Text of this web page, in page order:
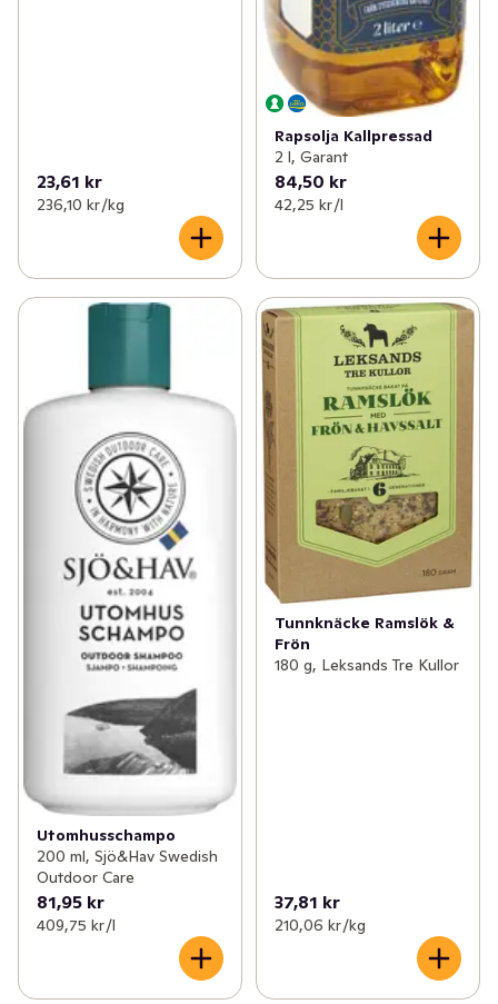
23,61 kr
236,10 kr /kg
Rapsolja Kallpressad
2 l, Garant
84,50 kr
42,25 kr /l
Utomhusschampo
200 ml, Sjö&Hav Swedish
Outdoor Care
81,95 kr
409,75 kr /l
Tunnknäcke Ramslök &
Frön
180 g, Leksands Tre Kullor
37,81 kr
210,06 kr /kg